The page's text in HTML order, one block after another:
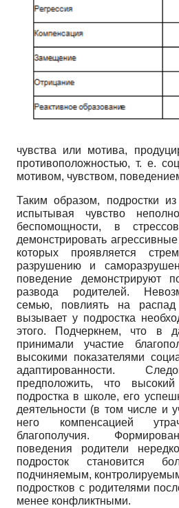
чувства или мотива,
противоположностью, т. е.
мотивом, чувством,
Таким образом, подростки
испытывая чувство
беспомощности, в
демонстрировать
которых проявляется
разрушению и
поведение демонстрируют
развода родителей.
семью, повлиять на
вызывает у подростка
этого. Подчеркнем, что в
принимали участие
высокими показателями
адаптированности.
предположить, что
подростка в школе, его
деятельности (в том числе и
него компенсацией
благополучия.
поведения родители
подросток становится
подчиняемым,
подростков с родителями
менее конфликтными.